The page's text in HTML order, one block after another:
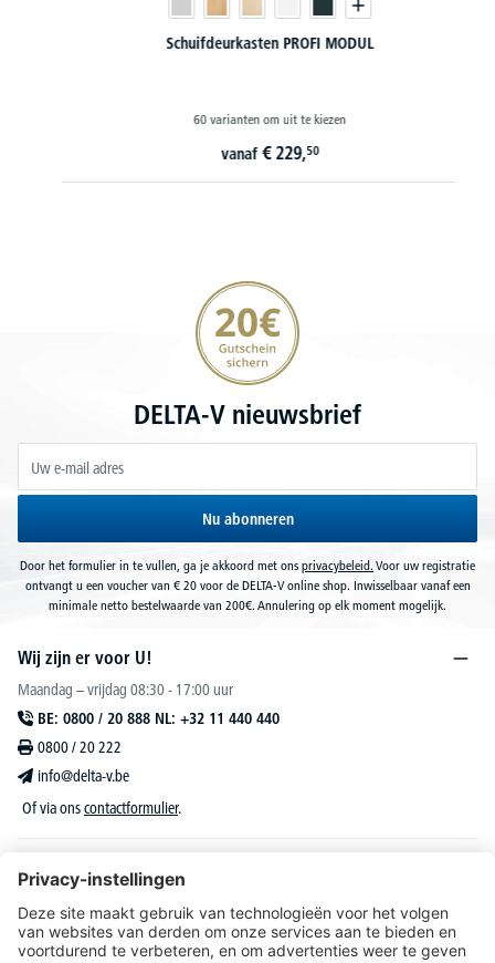
Schuifdeurkasten PROFI MODUL
60 varianten om uit te kiezen
vanaf€ 229,50
20€ korting verzekeren
DELTA-V nieuwsbrief
Nu abonneren
Door het formulier in te vullen, ga je akkoord met ons privacybeleid. Voor uw registratie
ontvangt u een voucher van € 20 voor de DELTA-V online shop. Inwisselbaar vanaf een
minimale netto bestelwaarde van 200€. Annulering op elk moment mogelijk.
Wij zijn er voor U!
Maandag – vrijdag 08:30 - 17:00 uur
BE: 0800 / 20 888 NL: +32 11 440 440
0800 / 20 222
info@delta-v.be
Of via onscontactformulier.
DELTA-V Lucas
Klantenservice